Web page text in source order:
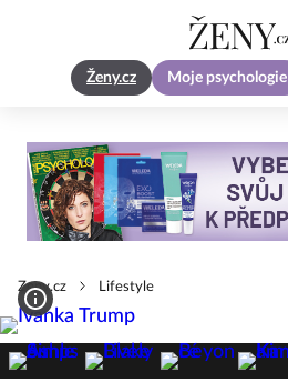
Ženy.cz Moje psychologie
Zeny.cz Lifestyle